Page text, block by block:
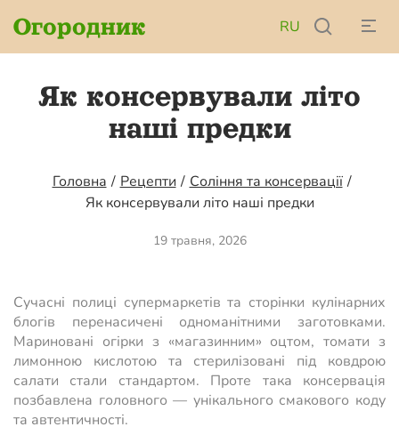
Огородник RU
Як консервували літо
наші предки
Головна / Рецепти / Соління та консервації /
Як консервували літо наші предки
19 травня, 2026
Сучасні полиці супермаркетів та сторінки кулінарних
блогів перенасичені одноманітними заготовками.
Мариновані огірки з «магазинним» оцтом, томати з
лимонною кислотою та стерилізовані під ковдрою
салати стали стандартом. Проте така консервація
позбавлена головного — унікального смакового коду
та автентичності.